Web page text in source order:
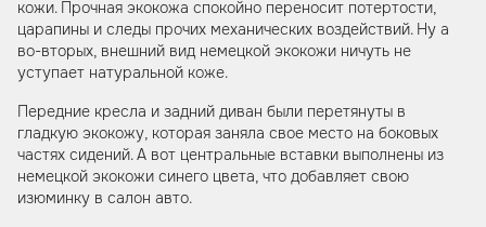
кожи. Прочная экокожа спокойно переносит потертости,
царапины и следы прочих механических воздействий. Ну а
во-вторых, внешний вид немецкой экокожи ничуть не
уступает натуральной коже.
Передние кресла и задний диван были перетянуты в
гладкую экокожу, которая заняла свое место на боковых
частях сидений. А вот центральные вставки выполнены из
немецкой экокожи синего цвета, что добавляет свою
изюминку в салон авто.